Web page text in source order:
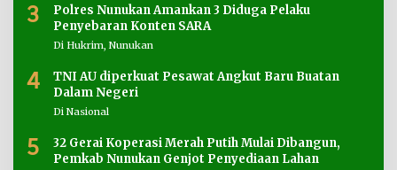
3
Polres Nunukan Amankan 3 Diduga Pelaku
Penyebaran Konten SARA
Di Hukrim, Nunukan
4
TNI AU diperkuat Pesawat Angkut Baru Buatan
Dalam Negeri
Di Nasional
5
32 Gerai Koperasi Merah Putih Mulai Dibangun,
Pemkab Nunukan Genjot Penyediaan Lahan